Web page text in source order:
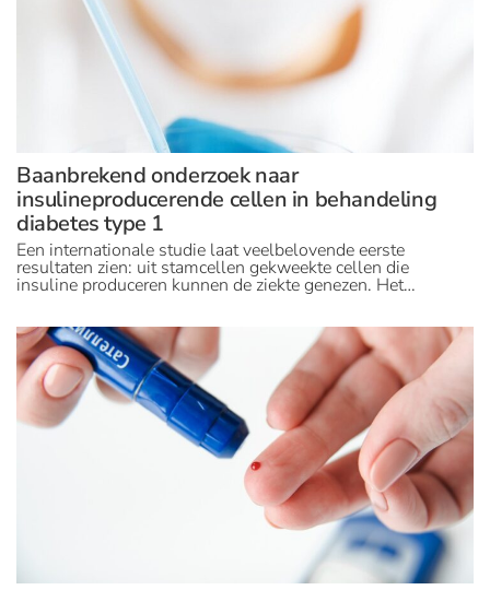
Baanbrekend onderzoek naar
insulineproducerende cellen in behandeling
diabetes type 1
Een internationale studie laat veelbelovende eerste
resultaten zien: uit stamcellen gekweekte cellen die
insuline produceren kunnen de ziekte genezen. Het…